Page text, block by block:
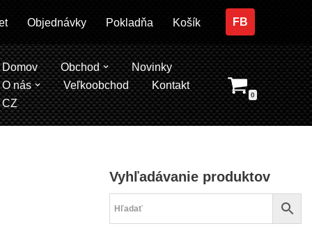
Objednávky Pokladňa Košík FB
Domov Obchod
Novinky
O nás
Veľkoobchod
Kontakt
CZ
0
Vyhľadávanie produktov